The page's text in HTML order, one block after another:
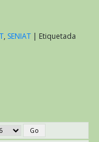
, SENIAT | Etiquetada